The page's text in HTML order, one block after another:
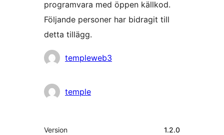
programvara med öppen källkod.
Följande personer har bidragit till
detta tillägg.
Bidragandetempleweb3
temple
Meta
Version 1.2.0